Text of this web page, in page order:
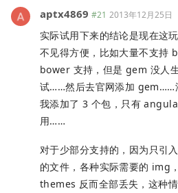
aptx4869 #21 2013年12月25日
实际试用下来的结论是现在这
不见得方便，比如大量不支持
bower 支持，但是 gem 没人
试……然后去官网添加 gem……
我添加了 3 个包，只有
用……
对于少部分支持的，因为只
的文件，各种实际需要的 img
themes 反而全部丢失，这种